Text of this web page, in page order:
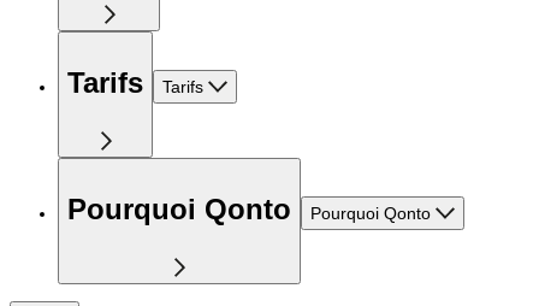
Tarifs Tarifs
Pourquoi Qonto Pourquoi Qonto